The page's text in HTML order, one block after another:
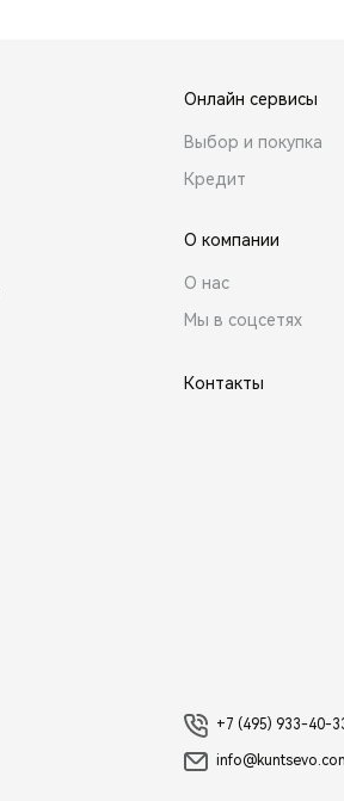
Онлайн сервисы
Выбор и покупка
Кредит
О компании
О нас
Мы в соцсетях
Контакты
+7 (495) 933-40-